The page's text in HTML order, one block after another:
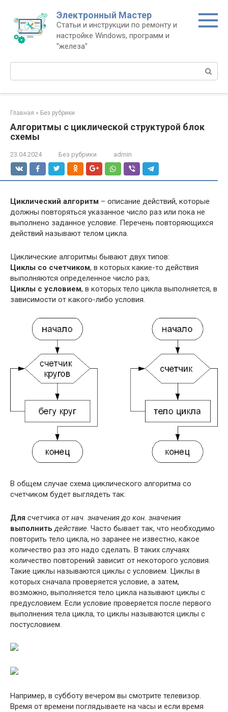
контенту
Электронный Мастер
Статьи и инструкции по ремонту и
настройке Windows, программ и
"железа"
Поиск:
Главная » Без рубрики
Алгоритмы с циклической структурой блок
схемы
23.04.2024 Без рубрики admin
Циклический алгоритм – описание действий, которые
должны повторяться указанное число раз или пока не
выполнено заданное условие. Перечень повторяющихся
действий называют телом цикла.
Циклические алгоритмы бывают двух типов:
Циклы со счетчиком, в которых какие-то действия
выполняются определенное число раз;
Циклы с условием, в которых тело цикла выполняется, в
зависимости от какого-либо условия.
В общем случае схема циклического алгоритма со
счетчиком будет выглядеть так:
Для счетчика от нач. значения до кон. значения
выполнить действие. Часто бывает так, что необходимо
повторить тело цикла, но заранее не известно, какое
количество раз это надо сделать. В таких случаях
количество повторений зависит от некоторого условия.
Такие циклы называются циклы с условием. Циклы в
которых сначала проверяется условие, а затем,
возможно, выполняется тело цикла называют циклы с
предусловием. Если условие проверяется после первого
выполнения тела цикла, то циклы называются циклы с
постусловием.
Например, в субботу вечером вы смотрите телевизор.
Время от времени поглядываете на часы и если время